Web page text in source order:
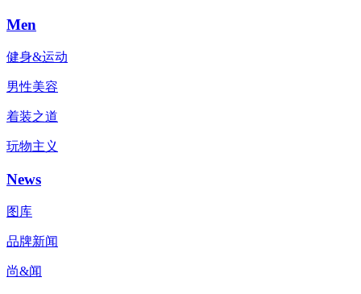
Men
健身&运动
男性美容
着装之道
玩物主义
News
图库
品牌新闻
尚&闻